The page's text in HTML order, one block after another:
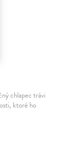
chlapec trávi
ktoré ho